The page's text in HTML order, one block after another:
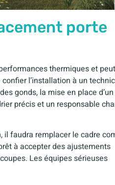
porte
thermiques et peut
l’installation à un
gonds, la mise en place
précis et un responsable
faudra remplacer le cadre
à accepter des ajustements
Les équipes sérieuses